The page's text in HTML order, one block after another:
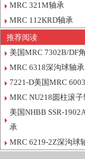
MRC 321M轴承
MRC 112KRD轴承
推荐阅读
美国MRC 7302B/DF
MRC 6318深沟球轴承
7221-D美国MRC
MRC NU218圆柱滚子
美国NHBB SSR-
承
MRC 6219-2Z深沟球